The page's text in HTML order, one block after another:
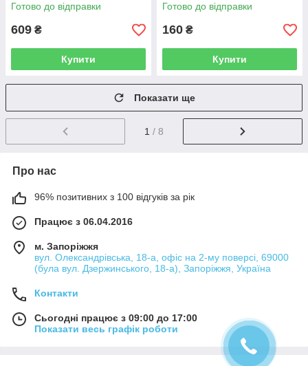
Готово до відправки
609 ₴
Купити
Готово до відправки
160 ₴
Купити
Показати ще
1 / 8
Про нас
96% позитивних з 100 відгуків за рік
Працює з 06.04.2016
м. Запоріжжя
вул. Олександрівська, 18-а, офіс на 2-му поверсі, 69000
(була вул. Дзержинського, 18-а), Запоріжжя, Україна
Контакти
Сьогодні працює з 09:00 до 17:00
Показати весь графік роботи